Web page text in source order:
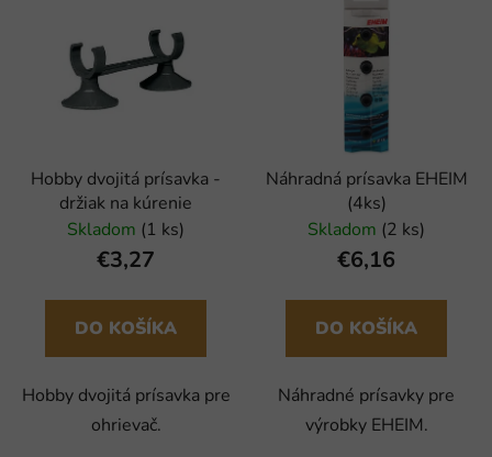
Hobby dvojitá prísavka -
držiak na kúrenie
Skladom (1 ks)
€3,27
DO KOŠÍKA
Hobby dvojitá prísavka pre
ohrievač.
Náhradná prísavka EHEIM
(4ks)
Skladom (2 ks)
€6,16
DO KOŠÍKA
Náhradné prísavky pre
výrobky EHEIM.